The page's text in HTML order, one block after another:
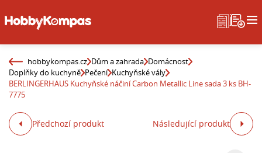
hobbykompas.cz Dům a zahrada Domácnost
Doplňky do kuchyně Pečení Kuchyňské vály
BERLINGERHAUS Kuchyňské náčiní Carbon Metallic Line sada 3 ks BH-
7775
Předchozí produkt Následující produkt